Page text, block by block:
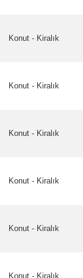
Konut - Kiralık
Konut - Kiralık
Konut - Kiralık
Konut - Kiralık
Konut - Kiralık
Konut - Kiralık